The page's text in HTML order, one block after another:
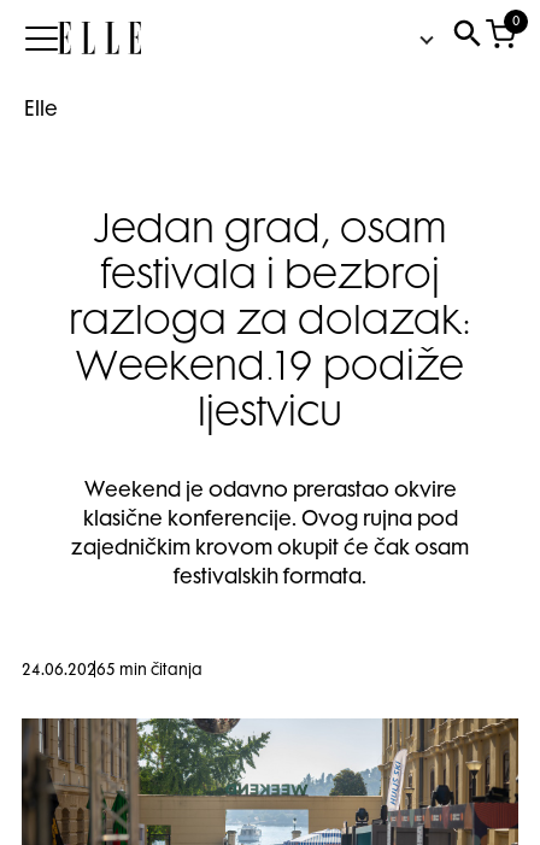
Elle
0
Elle
Jedan grad, osam
festivala i bezbroj
razloga za dolazak:
Weekend.19 podiže
ljestvicu
Weekend je odavno prerastao okvire
klasične konferencije. Ovog rujna pod
zajedničkim krovom okupit će čak osam
festivalskih formata.
24.06.20265 min čitanja